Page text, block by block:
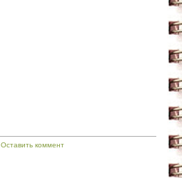
Оставить коммент